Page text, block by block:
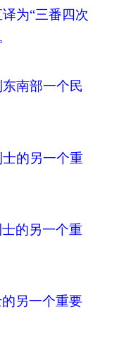
译为“三番四次
南部一个民
的另一个重
的另一个重
另一个重要